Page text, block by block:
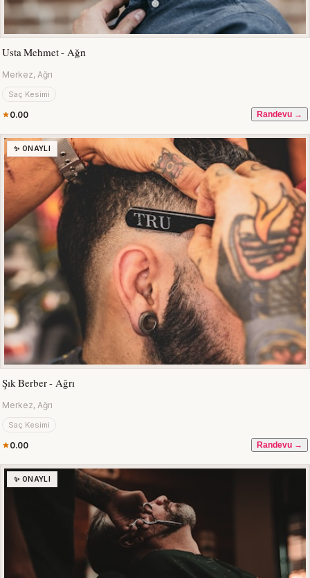
Usta Mehmet - Ağrı
Merkez, Ağrı
Saç Kesimi
0.00 Randevu →
✨ ONAYLI
Şık Berber - Ağrı
Merkez, Ağrı
Saç Kesimi
0.00 Randevu →
✨ ONAYLI